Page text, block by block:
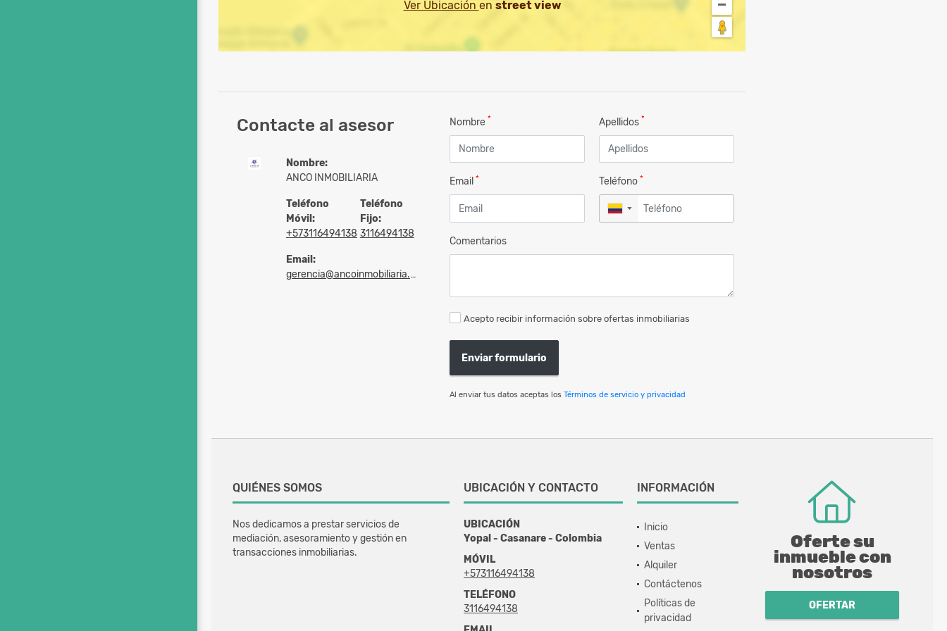
Ver Ubicación en street view
Contacte al asesor
Nombre:
ANCO INMOBILIARIA
Teléfono
Móvil:
+573116494138
Teléfono
Fijo:
3116494138
Email:
gerencia@ancoinmobiliaria.com
Nombre * Apellidos *
Email * Teléfono *
▼
Comentarios
Acepto recibir información sobre ofertas inmobiliarias
Enviar formulario
Al enviar tus datos aceptas los Términos de servicio y privacidad
QUIÉNES SOMOS
Nos dedicamos a prestar servicios de
mediación, asesoramiento y gestión en
transacciones inmobiliarias.
UBICACIÓN Y CONTACTO
UBICACIÓN
Yopal - Casanare - Colombia
MÓVIL
+573116494138
TELÉFONO
3116494138
INFORMACIÓN
Inicio
Ventas
Alquiler
Contáctenos
Políticas de
privacidad
Oferte su
inmueble con
nosotros
OFERTAR